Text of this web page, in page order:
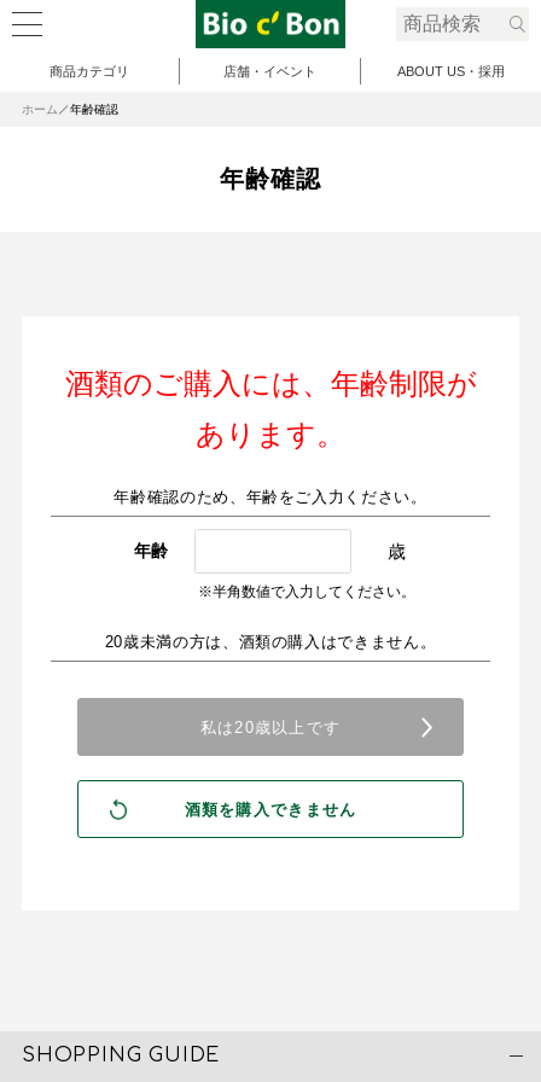
商品カテゴリ 店舗・イベント ABOUT US・採用
ホーム 年齢確認
年齢確認
酒類のご購入には、年齢制限が
あります。
年齢確認のため、年齢をご入力ください。
年齢 歳
※半角数値で入力してください。
20歳未満の方は、酒類の購入はできません。
SHOPPING GUIDE